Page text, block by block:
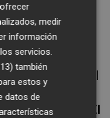
ver a ese
y enfadado
médico,
y
escuchamos al
Il Cortegiano
cambiado por
El
medir
información
servicios.
también
estos y
datos de